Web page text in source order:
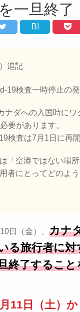
一旦終了
B!
追記
19検査一時停止の発
ナダへの入国時に
要があります。
検査は7月1日に再開
「空港ではない場
者にとってどのよ
日（金）、 カナ
る旅行者に
終了するこ
11日（土）